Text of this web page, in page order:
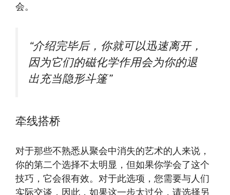
会。
“介绍完毕后，你就可以迅速离开，
因为它们的磁化学作用会为你的退
出充当隐形斗篷”
牵线搭桥
对于那些不熟悉从聚会中消失的艺术的人来说，
你的第二个选择不太明显，但如果你学会了这个
技巧，它会很有效。对于此选项，您需要与人们